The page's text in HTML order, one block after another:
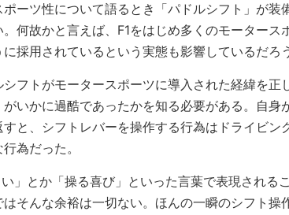
ーツ性について語るとき「パドルシフト」が装
何故かと言えば、F1をはじめ多くのモータース
採用されているという実態も影響しているだろう
フトがモータースポーツに導入された経緯を正
がいかに過酷であったかを知る必要がある。自
と、シフトレバーを操作する行為はドライビン
為だった。
」とか「操る喜び」といった言葉で表現される
そんな余裕は一切ない。ほんの一瞬のシフト操